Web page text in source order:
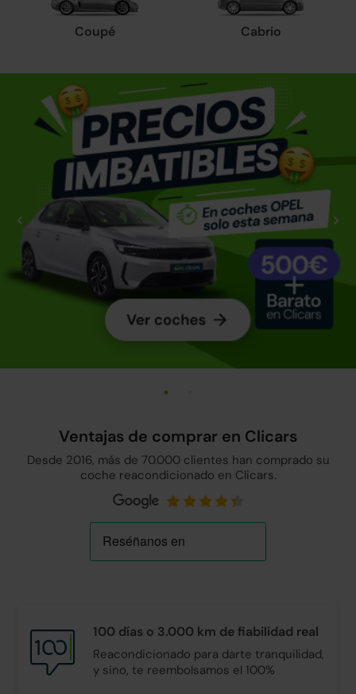
Coupé Cabrio
Ventajas de comprar en Clicars
Desde 2016, más de 70.000 clientes han comprado su
coche reacondicionado en Clicars.
100 días o 3.000 km defiabilidad real
Reacondicionado para darte tranquilidad,
y sino, te reembolsamos el 100%